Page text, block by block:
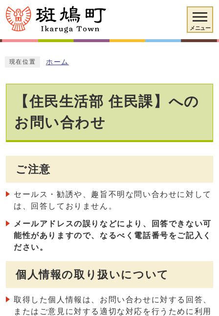
メニュー
現在位置 ホーム
【住民生活部 住民課】への
お問い合わせ
ご注意
セールス・勧誘や、趣旨不明な問い合わせに対して
は、回答しておりません。
メールアドレスの誤りなどにより、回答できない可
能性がありますので、なるべく電話番号をご記入く
ださい。
個人情報の取り扱いについて
取得した個人情報は、お問い合わせに対する回答、
またはご意見に対する適切な対応を行うために利用